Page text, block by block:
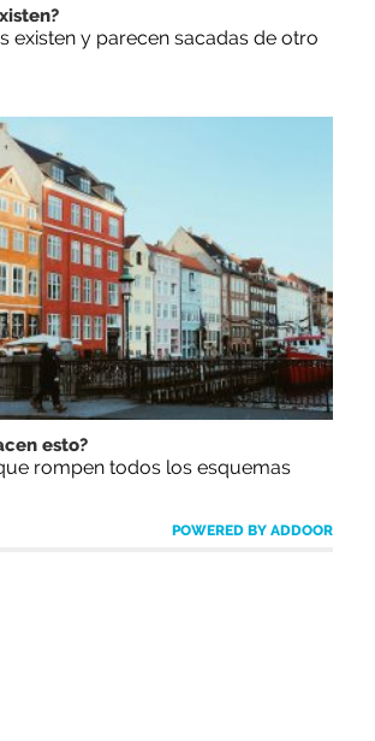
existen y parecen sacadas de otro
esto?
rompen todos los esquemas
POWERED BY ADDOOR